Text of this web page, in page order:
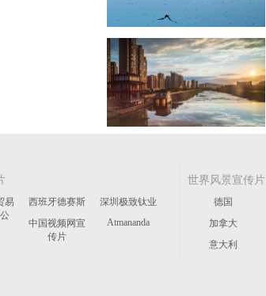
易
西班牙德赛斯
深圳极致钛业
中国视频网宣
传片
Atmananda
世界风景宣传片
德国
加拿大
意大利